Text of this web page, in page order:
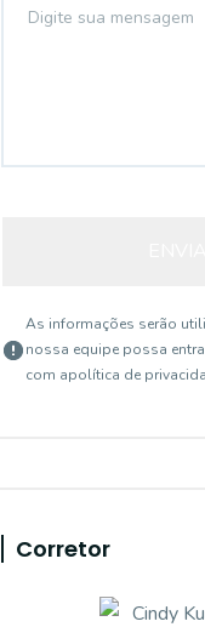
As informações serão
nossa equipe possa
com apolítica de
Corretor